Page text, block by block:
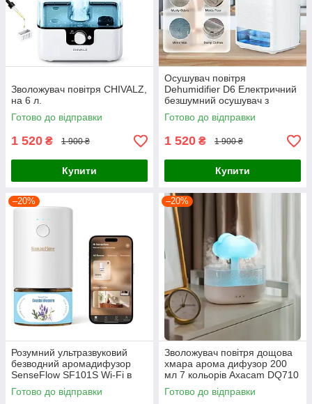
Зволожувач повітря CHIVALZ,
на 6 л.
Готово до відправки
1 520 ₴ 1 900 ₴
Купити
Осушувач повітря
Dehumidifier D6 Електричний
безшумний осушувач з
таймером і підсвіткою для
приміщень
Готово до відправки
1 520 ₴ 1 900 ₴
Купити
–20%
Розумний ультразвуковий
безводний аромадифузор
SenseFlow SF101S Wi-Fi в
розетку для ефірних олій
30мл (Білий)
Готово до відправки
–20%
Зволожувач повітря дощова
хмара арома дифузор 200
мл 7 кольорів Axacam DQ710
Готово до відправки